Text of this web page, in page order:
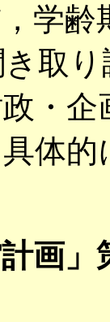
学
取
・
体
計画